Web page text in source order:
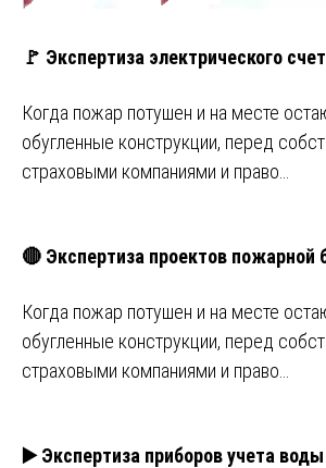
🚩 Экспертиза электрического
Когда пожар потушен и на месте
обугленные конструкции, перед
страховыми компаниями и право…
🔴 Экспертиза проектов пожарной
Когда пожар потушен и на месте
обугленные конструкции, перед
страховыми компаниями и право…
▶️ Экспертиза приборов учета воды